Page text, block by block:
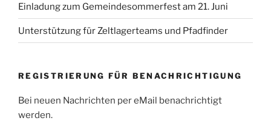
Einladung zum Gemeindesommerfest am 21. Juni
Unterstützung für Zeltlagerteams und Pfadfinder
REGISTRIERUNG FÜR BENACHRICHTIGUNG
Bei neuen Nachrichten per eMail benachrichtigt
werden.